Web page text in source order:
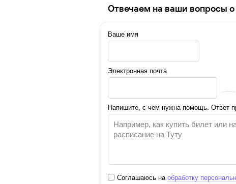
Отвечаем на ваши вопросы о
Ваше имя
Электронная почта
Напишите, с чем нужна помощь. Ответ
Соглашаюсь на обработку